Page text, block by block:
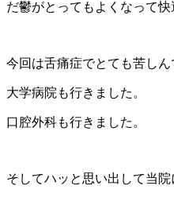
だ鬱がとってもよくなって快
今回は舌痛症でとても苦しん
大学病院も行きました。
口腔外科も行きました。
そしてハッと思い出して当院